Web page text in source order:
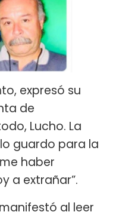
expresó su
de
Lucho. La
guardo para la
haber
a extrañar”.
al leer